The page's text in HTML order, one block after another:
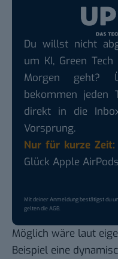
Du willst nicht
um KI, Green
Morgen geht?
bekommen jeden
direkt in die
Vorsprung.
Nur für kurze Zeit:
Glück Apple
Mit deiner Anmeldung bestätigst du
gelten dieAGB.
Möglich wäre laut
Beispiel eine